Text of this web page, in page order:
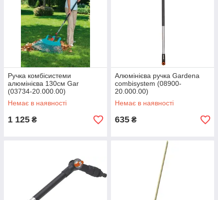
Ручка комбісистеми
алюмінієва 130см Gar
(03734-20.000.00)
Немає в наявності
1 125 ₴
Алюмінієва ручка Gardena
combisystem (08900-
20.000.00)
Немає в наявності
635 ₴